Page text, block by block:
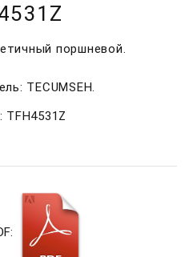
поршневой.
TECUMSEH.